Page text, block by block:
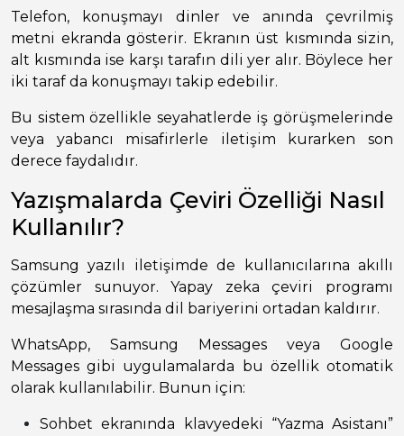
Telefon, konuşmayı dinler ve anında çevrilmiş
metni ekranda gösterir. Ekranın üst kısmında sizin,
alt kısmında ise karşı tarafın dili yer alır. Böylece her
iki taraf da konuşmayı takip edebilir.
Bu sistem özellikle seyahatlerde iş görüşmelerinde
veya yabancı misafirlerle iletişim kurarken son
derece faydalıdır.
Yazışmalarda Çeviri Özelliği Nasıl
Kullanılır?
Samsung yazılı iletişimde de kullanıcılarına akıllı
çözümler sunuyor. Yapay zeka çeviri programı
mesajlaşma sırasında dil bariyerini ortadan kaldırır.
WhatsApp, Samsung Messages veya Google
Messages gibi uygulamalarda bu özellik otomatik
olarak kullanılabilir. Bunun için:
Sohbet ekranında klavyedeki “Yazma Asistanı”